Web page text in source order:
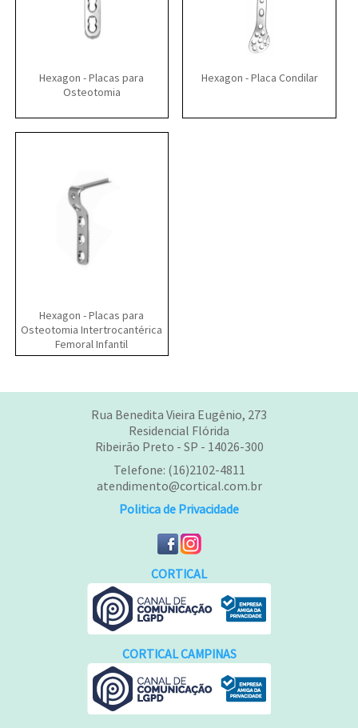
Hexagon - Placas para
Osteotomia
Hexagon - Placa Condilar
Hexagon - Placas para
Osteotomia Intertrocantérica
Femoral Infantil
Rua Benedita Vieira Eugênio, 273
Residencial Flórida
Ribeirão Preto - SP - 14026-300
Telefone: (16)2102-4811
atendimento@cortical.com.br
Politica de Privacidade
CORTICAL
CORTICAL CAMPINAS